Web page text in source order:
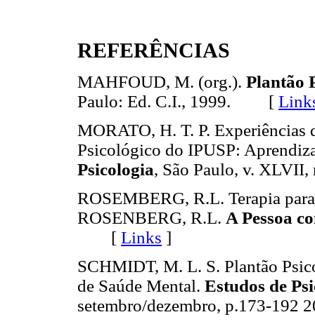
REFERÊNCIAS
MAHFOUD, M. (org.). Plantão
Paulo: Ed. C.I., 1999. [
MORATO, H. T. P. Experiências
Psicológico do IPUSP:
Psicologia, São Paulo, v.
ROSEMBERG, R.L. Terapia
ROSENBERG, R.L. A Pessoa
[ Links ]
SCHMIDT, M. L. S. Plantão
de Saúde Mental. Estudos de
setembro/dezembro, p.173-